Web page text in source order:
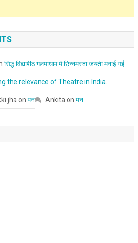
सिद्ध विद्यापीठ गलमाधाम में छिन्नमस्ता जयंती मनाई गई
the relevance of Theatre in India.
jha on मन Ankita on मन